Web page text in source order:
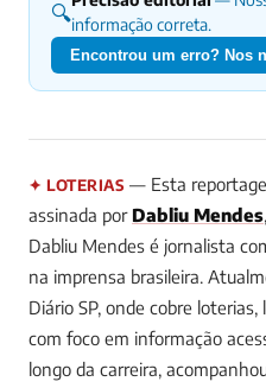
🔍informação correta.
Encontrou um erro? Nos
✦ LOTERIAS — Esta
assinada por Dabliu Mendes
Dabliu Mendes é jornalista
na imprensa brasileira.
Diário SP, onde cobre
com foco em informação
longo da carreira,